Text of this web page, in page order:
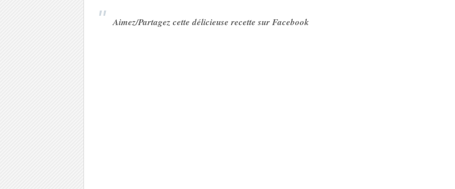
Aimez/Partagez cette délicieuse recette sur Facebook